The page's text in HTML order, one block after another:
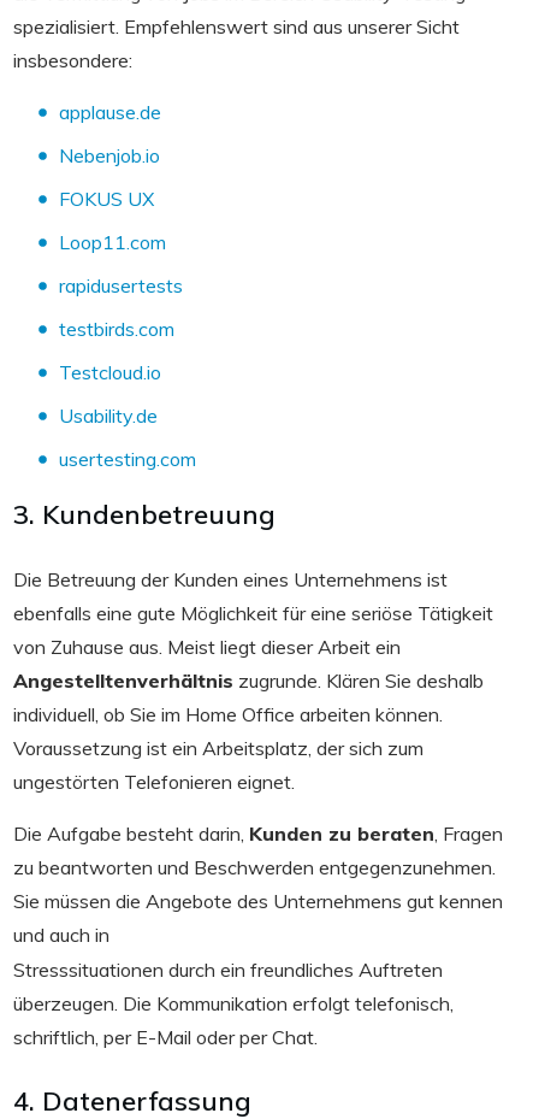
spezialisiert. Empfehlenswert sind aus unserer Sicht
insbesondere:
applause.de
Nebenjob.io
FOKUS UX
Loop11.com
rapidusertests
testbirds.com
Testcloud.io
Usability.de
usertesting.com
3. Kundenbetreuung
Die Betreuung der Kunden eines Unternehmens ist
ebenfalls eine gute Möglichkeit für eine seriöse Tätigkeit
von Zuhause aus. Meist liegt dieser Arbeit ein
Angestelltenverhältnis zugrunde. Klären Sie deshalb
individuell, ob Sie im Home Office arbeiten können.
Voraussetzung ist ein Arbeitsplatz, der sich zum
ungestörten Telefonieren eignet.
Die Aufgabe besteht darin, Kunden zu beraten , Fragen
zu beantworten und Beschwerden entgegenzunehmen.
Sie müssen die Angebote des Unternehmens gut kennen
und auch in
Stresssituationen durch ein freundliches Auftreten
überzeugen. Die Kommunikation erfolgt telefonisch,
schriftlich, per E-Mail oder per Chat.
4. Datenerfassung